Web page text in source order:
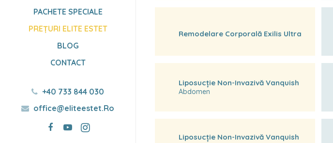
PACHETE SPECIALE
PREȚURI ELITE ESTET
BLOG
CONTACT
+40 733 844 030
office@eliteestet.Ro
Remodelare Corporală Exilis Ultra
Liposucție Non-Invazivă Vanquish
Abdomen
Liposucție Non-Invazivă Vanquish